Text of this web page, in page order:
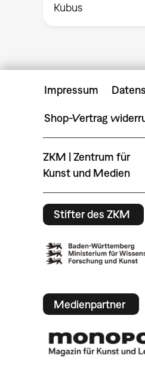
Kubus
Impressum
Shop-Vertrag
ZKM | Zentrum für
Kunst und Medien
Stifter des ZKM
Medienpartner